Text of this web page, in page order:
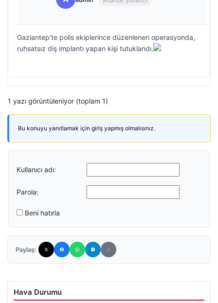
Gaziantep’te polis ekiplerince düzenlenen operasyonda,
ruhsatsız diş implantı yapan kişi tutuklandı.
1 yazı görüntüleniyor (toplam 1)
Bu konuyu yanıtlamak için giriş yapmış olmalısınız.
Kullanıcı adı:
Parola:
Beni hatırla
Paylaş:
Hava Durumu